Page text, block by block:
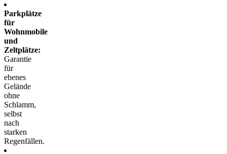
Parkplätze
für
Wohnmobile
und
Zeltplätze:
Garantie
für
ebenes
Gelände
ohne
Schlamm,
selbst
nach
starken
Regenfällen.